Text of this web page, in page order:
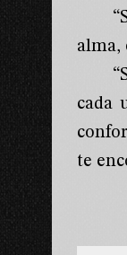
alma,
cada
te